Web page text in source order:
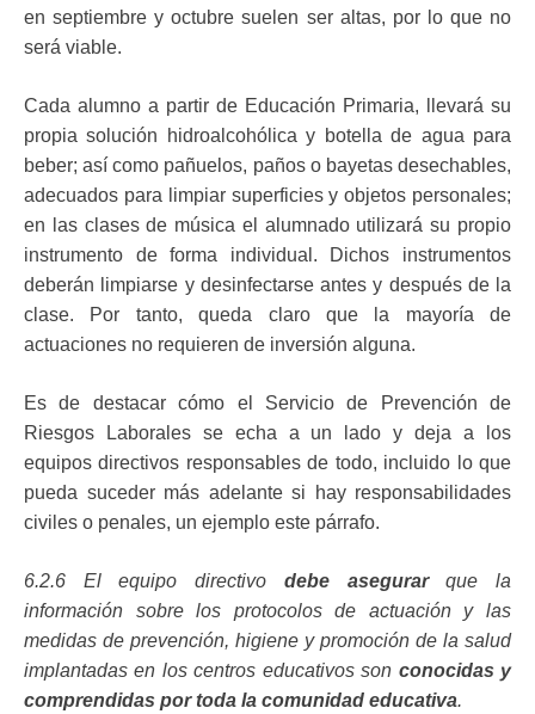
en septiembre y octubre suelen ser altas, por lo que no
será viable.
Cada alumno a partir de Educación Primaria, llevará su
propia solución hidroalcohólica y botella de agua para
beber; así como pañuelos, paños o bayetas desechables,
adecuados para limpiar superficies y objetos personales;
en las clases de música el alumnado utilizará su propio
instrumento de forma individual. Dichos instrumentos
deberán limpiarse y desinfectarse antes y después de la
clase. Por tanto, queda claro que la mayoría de
actuaciones no requieren de inversión alguna.
Es de destacar cómo el Servicio de Prevención de
Riesgos Laborales se echa a un lado y deja a los
equipos directivos responsables de todo, incluido lo que
pueda suceder más adelante si hay responsabilidades
civiles o penales, un ejemplo este párrafo.
6.2.6 El equipo directivo debe asegurarque la
información sobre los protocolos de actuación y las
medidas de prevención, higiene y promoción de la salud
implantadas en los centros educativos son conocidas y
comprendidas por toda la comunidad educativa.